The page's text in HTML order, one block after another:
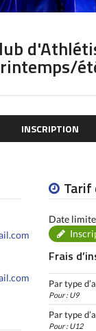
INSCRIPTION
Tarif
Date
Frais
Par type
Pour : U9
Par type
Pour : U12